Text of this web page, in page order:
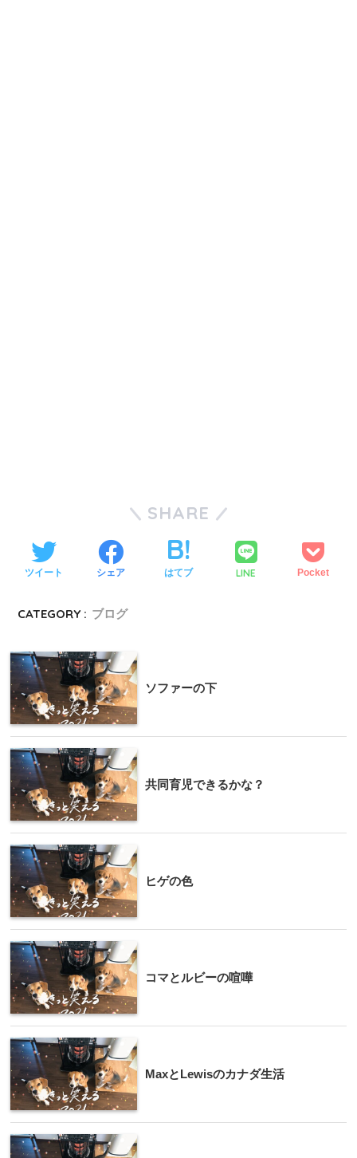
SHARE
ツイート シェア はてブ LINE Pocket
CATEGORY : ブログ
ソファーの下
共同育児できるかな？
ヒゲの色
コマとルビーの喧嘩
MaxとLewisのカナダ生活